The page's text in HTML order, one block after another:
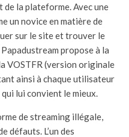
la plateforme. Avec une
un novice en matière de
sur le site et trouver le
propose à la
VOSTFR (version originale
ainsi à chaque utilisateur
lui convient le mieux.
de streaming illégale,
défauts. L’un des